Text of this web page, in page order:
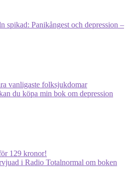
spikad: Panikångest och depression –
vanligaste folksjukdomar
du köpa min bok om depression
129 kronor!
i Radio Totalnormal om boken